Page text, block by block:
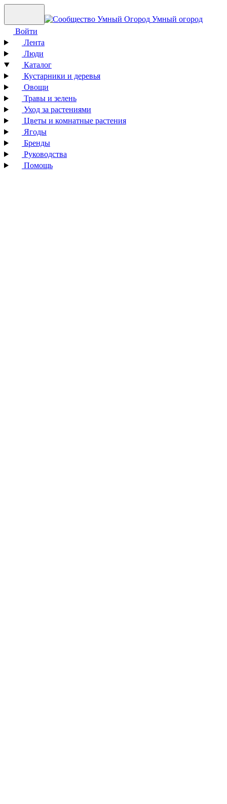
Умный огород
Войти
Лента
Люди
Каталог
Кустарники и деревья
Овощи
Травы и зелень
Уход за растениями
Цветы и комнатные растения
Ягоды
Бренды
Руководства
Помощь